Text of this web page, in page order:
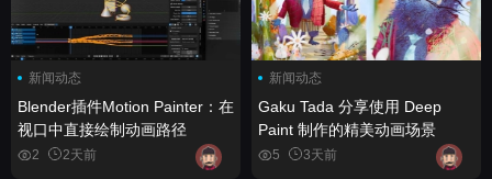
新闻动态
Blender插件Motion Painter：在
视口中直接绘制动画路径
2 2天前
新闻动态
Gaku Tada 分享使用 Deep
Paint 制作的精美动画场景
5 3天前